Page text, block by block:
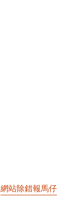
網站除錯報馬仔